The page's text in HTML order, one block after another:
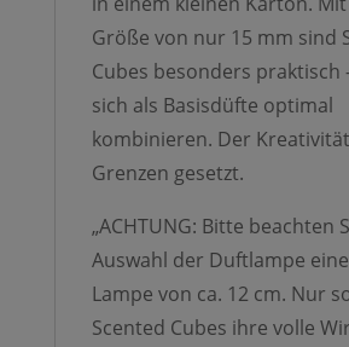
Größe von nur 15 mm sind
Cubes besonders praktisch
sich als Basisdüfte optimal
kombinieren. Der
Grenzen gesetzt.
„ACHTUNG: Bitte beachten
Auswahl der Duftlampe
Lampe von ca. 12 cm. Nur
Scented Cubes ihre volle